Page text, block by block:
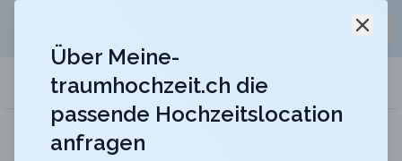
meine-traumhochzeit.ch
Hotel Belvoir Lake View & Spa
Heiraten im Hotel Belvoir mit unvergesslichem Blick
Über Meine-
traumhochzeit.ch die
passende Hochzeitslocation
anfragen